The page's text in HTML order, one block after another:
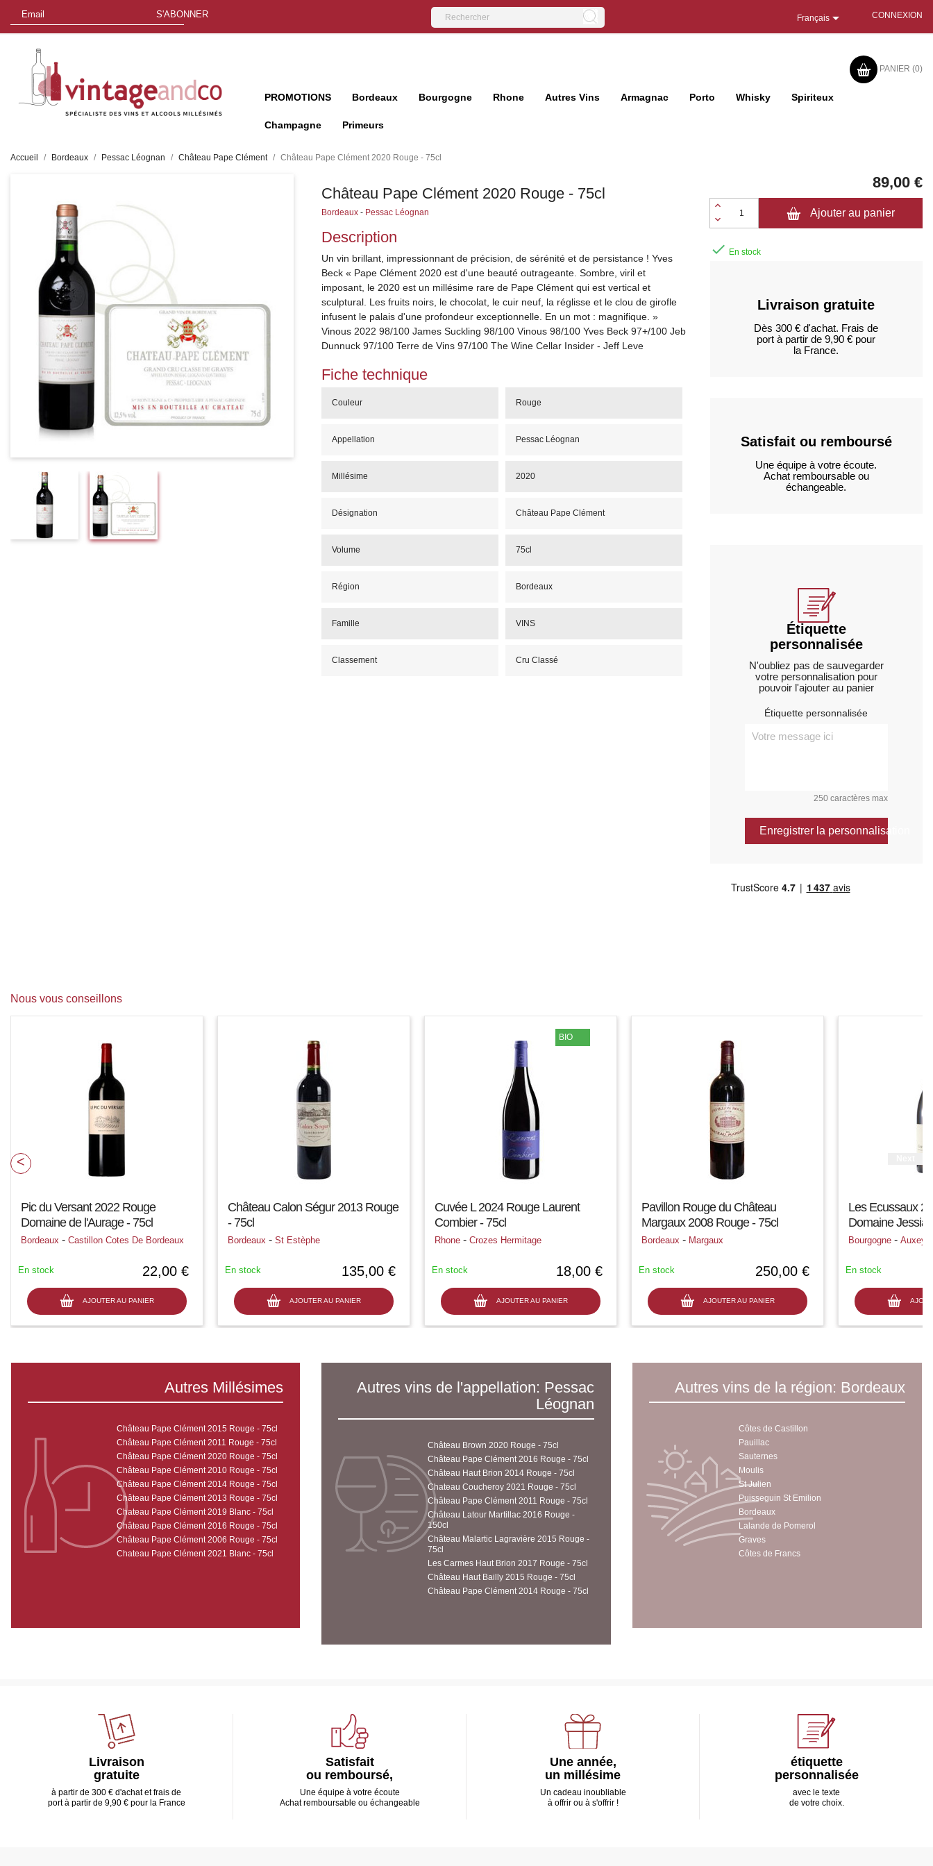
S'ABONNER Français CONNEXION
PANIER (0)
PROMOTIONS Bordeaux Bourgogne Rhone Autres Vins Armagnac Porto Whisky Spiriteux
Champagne Primeurs
Accueil Bordeaux Pessac Léognan Château Pape Clément Château Pape Clément 2020 Rouge - 75cl
Château Pape Clément 2020 Rouge - 75cl
Bordeaux- Pessac Léognan
Description
Un vin brillant, impressionnant de précision, de sérénité et de persistance ! Yves
Beck « Pape Clément 2020 est d'une beauté outrageante. Sombre, viril et
imposant, le 2020 est un millésime rare de Pape Clément qui est vertical et
sculptural. Les fruits noirs, le chocolat, le cuir neuf, la réglisse et le clou de girofle
infusent le palais d'une profondeur exceptionnelle. En un mot : magnifique. »
Vinous 2022 98/100 James Suckling 98/100 Vinous 98/100 Yves Beck 97+/100 Jeb
Dunnuck 97/100 Terre de Vins 97/100 The Wine Cellar Insider - Jeff Leve
Fiche technique
Couleur Rouge
Appellation Pessac Léognan
Millésime 2020
Désignation Château Pape Clément
Volume 75cl
Région Bordeaux
Famille VINS
Classement Cru Classé
89,00 €
Ajouter au panier
 En stock
Livraison gratuite
Dès 300 € d'achat. Frais de
port à partir de 9,90 € pour
la France.
Satisfait ou remboursé
Une équipe à votre écoute.
Achat remboursable ou
échangeable.
Étiquette
personnalisée
N'oubliez pas de sauvegarder
votre personnalisation pour
pouvoir l'ajouter au panier
Étiquette personnalisée
250 caractères max
Enregistrer la personnalisation
Nous vous conseillons
Pic du Versant 2022 Rouge
Domaine de l'Aurage - 75cl
Bordeaux - Castillon Cotes De Bordeaux
22,00 €
AJOUTER AU PANIER
En stock
Château Calon Ségur 2013 Rouge
- 75cl
Bordeaux - St Estèphe
135,00 €
AJOUTER AU PANIER
En stock
Cuvée L 2024 Rouge Laurent
Combier - 75cl
Rhone - Crozes Hermitage
18,00 €
AJOUTER AU PANIER
En stock
BIO
Pavillon Rouge du Château
Margaux 2008 Rouge - 75cl
Bordeaux - Margaux
250,00 €
AJOUTER AU PANIER
En stock
Les Ecussaux
Domaine
Bourgogne - Auxey
En stock
Autres Millésimes
Château Pape Clément 2015 Rouge - 75cl
Château Pape Clément 2011 Rouge - 75cl
Château Pape Clément 2020 Rouge - 75cl
Château Pape Clément 2010 Rouge - 75cl
Château Pape Clément 2014 Rouge - 75cl
Château Pape Clément 2013 Rouge - 75cl
Chateau Pape Clément 2019 Blanc - 75cl
Château Pape Clément 2016 Rouge - 75cl
Château Pape Clément 2006 Rouge - 75cl
Chateau Pape Clément 2021 Blanc - 75cl
Autres vins de l'appellation: Pessac
Léognan
Château Brown 2020 Rouge - 75cl
Château Pape Clément 2016 Rouge - 75cl
Château Haut Brion 2014 Rouge - 75cl
Chateau Coucheroy 2021 Rouge - 75cl
Château Pape Clément 2011 Rouge - 75cl
Château Latour Martillac 2016 Rouge -
150cl
Château Malartic Lagravière 2015 Rouge -
75cl
Les Carmes Haut Brion 2017 Rouge - 75cl
Château Haut Bailly 2015 Rouge - 75cl
Château Pape Clément 2014 Rouge - 75cl
Autres vins de la région: Bordeaux
Côtes de Castillon
Pauillac
Sauternes
Moulis
St Julien
Puisseguin St Emilion
Bordeaux
Lalande de Pomerol
Graves
Côtes de Francs
Livraison
gratuite
à partir de 300 € d'achat et frais de
port à partir de 9,90 € pour la France
Satisfait
ou remboursé,
Une équipe à votre écoute
Achat remboursable ou échangeable
Une année,
un millésime
Un cadeau inoubliable
à offrir ou à s'offrir !
étiquette
personnalisée
avec le texte
de votre choix.